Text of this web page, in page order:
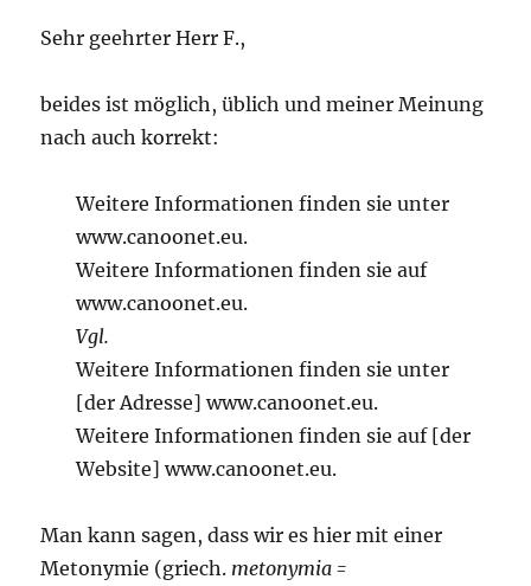
Sehr geehrter Herr F.,
beides ist möglich, üblich und meiner Meinung
nach auch korrekt:
Weitere Informationen finden sie unter
www.canoonet.eu.
Weitere Informationen finden sie auf
www.canoonet.eu.
Vgl.
Weitere Informationen finden sie unter
[der Adresse] www.canoonet.eu.
Weitere Informationen finden sie auf [der
Website] www.canoonet.eu.
Man kann sagen, dass wir es hier mit einer
Metonymie (griech. metonymia =